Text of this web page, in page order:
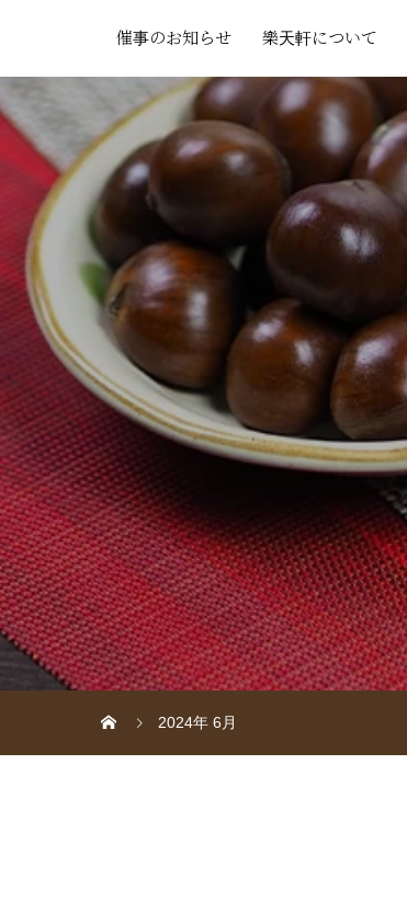
催事のお知らせ 樂天軒について
2024年 6月